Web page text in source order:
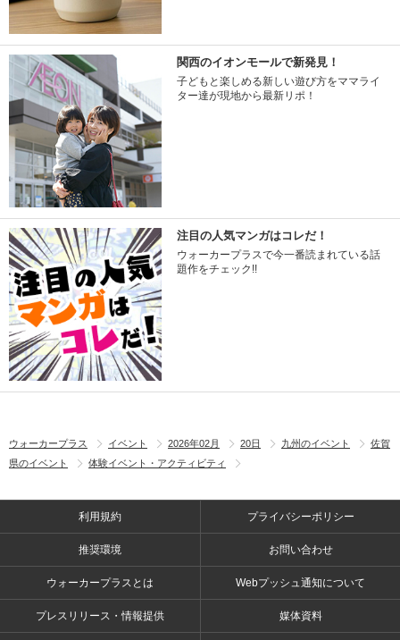
関西のイオンモールで新発見！
子どもと楽しめる新しい遊び方をママライ
ター達が現地から最新リポ！
注目の人気マンガはコレだ！
ウォーカープラスで今一番読まれている話
題作をチェック!!
ウォーカープラス イベント 2026年02月 20日 九州のイベント
佐賀
県のイベント
体験イベント・アクティビティ
利用規約 プライバシーポリシー
推奨環境 お問い合わせ
ウォーカープラスとは Webプッシュ通知について
プレスリリース・情報提供 媒体資料